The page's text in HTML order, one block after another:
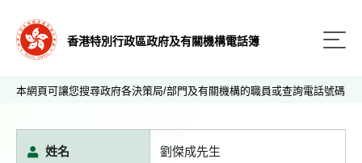
香港特別行政區政府及有關機構電話簿
本網頁可讓您搜尋政府各決策局/部門及有關機構的職員或查詢電話號碼
姓名 劉傑成先生